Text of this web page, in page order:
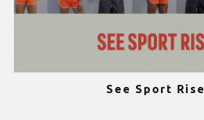
See Sport Rise